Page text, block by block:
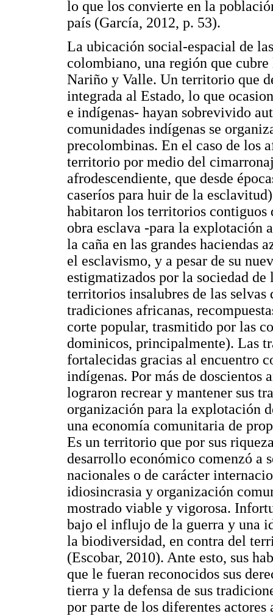
lo que los convierte en la
país (García, 2012, p. 53).
La ubicación social-espacial de
colombiano, una región que
Nariño y Valle. Un territorio que
integrada al Estado, lo que
e indígenas- hayan sobrevivido
comunidades indígenas se
precolombinas. En el caso de los
territorio por medio del
afrodescendiente, que desde
caseríos para huir de la
habitaron los territorios contiguos
obra esclava -para la explotación
la caña en las grandes haciendas
el esclavismo, y a pesar de su
estigmatizados por la sociedad
territorios insalubres de las
tradiciones africanas,
corte popular, trasmitido por las
dominicos, principalmente). Las
fortalecidas gracias al encuentro
indígenas. Por más de
lograron recrear y mantener sus
organización para la explotación
una economía comunitaria de
Es un territorio que por sus
desarrollo económico comenzó a
nacionales o de carácter
idiosincrasia y organización
mostrado viable y vigorosa.
bajo el influjo de la guerra y una
la biodiversidad, en contra del
(Escobar, 2010). Ante esto, sus
que le fueran reconocidos sus
tierra y la defensa de sus
por parte de los diferentes actores